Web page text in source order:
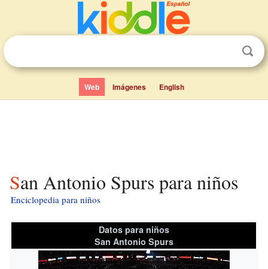
Web Imágenes English
San Antonio Spurs para niños
Enciclopedia para niños
Datos para niños
San Antonio Spurs